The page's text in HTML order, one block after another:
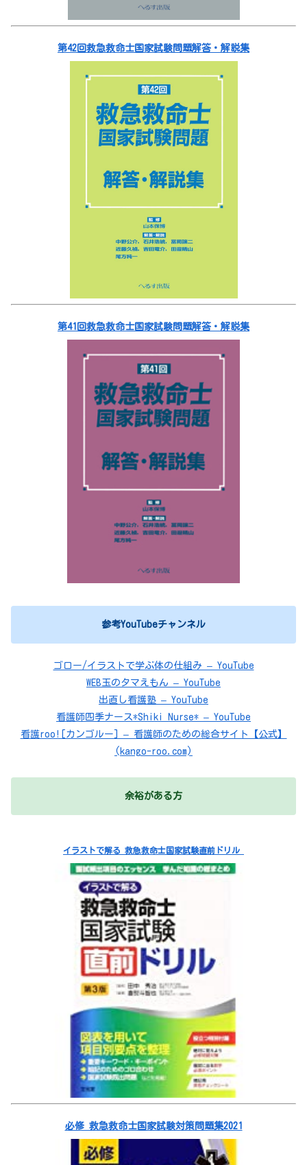
第42回救急救命士国家試験問題解答・解説集
第41回救急救命士国家試験問題解答・解説集
参考YouTubeチャンネル
ゴロー/イラストで学ぶ体の仕組み – YouTube
WEB玉のタマえもん – YouTube
出直し看護塾 – YouTube
看護師四季ナース*Shiki Nurse* – YouTube
看護roo![カンゴルー] – 看護師のための総合サイト【公式】
(kango-roo.com)
余裕がある方
イラストで解る 救急救命士国家試験直前ドリル
必修 救急救命士国家試験対策問題集2021